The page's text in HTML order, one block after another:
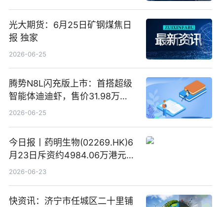
光大期货：6月25日矿钢煤焦日
报 独家
2026-06-25
腾势N8L闪充版上市：首搭超级
智能体迪迪虾，售价31.98万
元-34.98万元 焦点日报
2026-06-25
今日报丨药明生物(02269.HK)6
月23日斥资约4984.06万港元回
购160.50万股
2026-06-23
快资讯：济宁市任城区二十里铺